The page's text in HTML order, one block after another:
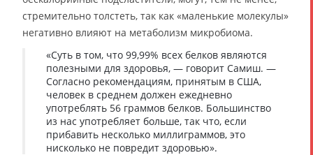
стремительно толстеть, так как «маленькие молекулы»
негативно влияют на метаболизм микробиома.
«Суть в том, что 99,99% всех белков являются
полезными для здоровья, — говорит Самиш. —
Согласно рекомендациям, принятым в США,
человек в среднем должен ежедневно
употреблять 56 граммов белков. Большинство
из нас употребляет больше, так что, если
прибавить несколько миллиграммов, это
нисколько не повредит здоровью».